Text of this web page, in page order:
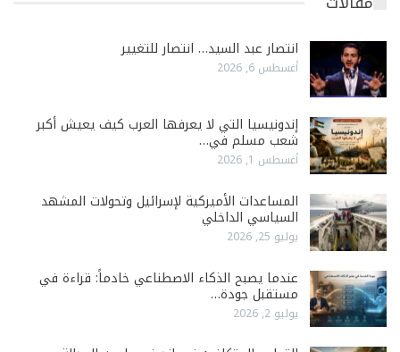
انتصار عبد السيد… انتصار للتغيير
أغسطس 6, 2026
إندونيسيا التي لا يعرفها العرب كيف يعيش أكبر
شعب مسلم في…
أغسطس 1, 2026
المساعدات الأميركية لإسرائيل وتحولات المشهد
السياسي الداخلي
يوليو 25, 2026
عندما يصبح الذكاء الاصطناعي خادماً: قراءة في
مستقبل جودة…
يوليو 2, 2026